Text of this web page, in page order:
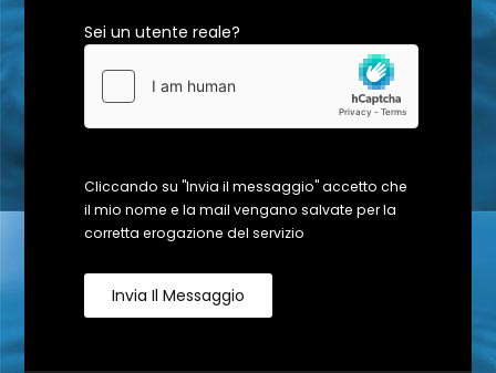
Sei un utente reale?
Cliccando su "Invia il messaggio" accetto che
il mio nome e la mail vengano salvate per la
corretta erogazione del servizio
Invia Il Messaggio